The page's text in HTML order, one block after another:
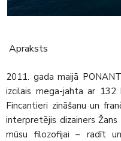
Apraksts
2011. gada maijā
izcilais mega-jahta ar
Fincantieri zināšanu un
interpretējis dizainers
mūsu filozofijai – radīt